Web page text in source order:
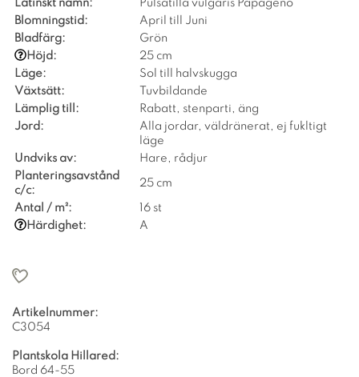
Latinskt namn:
Pulsatilla vulgaris Papageno
Blomningstid:
April till Juni
Bladfärg:
Grön
Höjd:
25 cm
Läge:
Sol till halvskugga
Växtsätt:
Tuvbildande
Lämplig till:
Rabatt, stenparti, äng
Jord:
Alla jordar, väldränerat, ej fukltigt
läge
Undviks av:
Hare, rådjur
Planteringsavstånd
c/c:
25 cm
Antal / m²:
16 st
Härdighet:
A
Artikelnummer:
C3054
Plantskola Hillared:
Bord 64-55